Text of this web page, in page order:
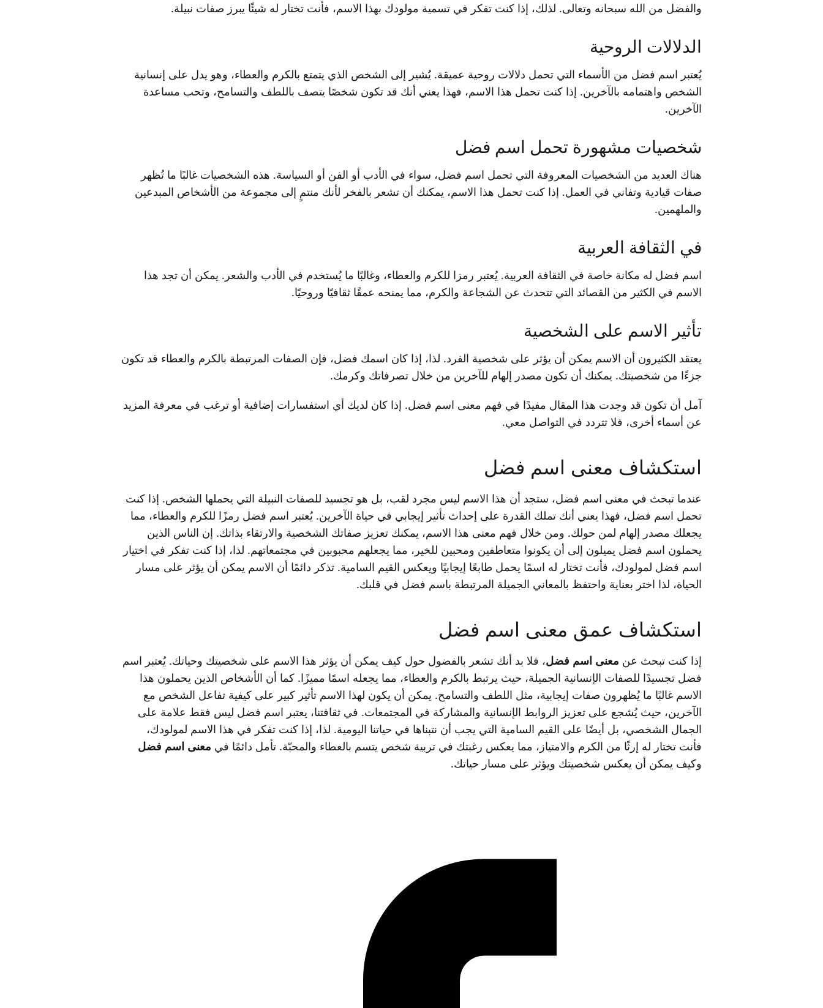
والفضل من الله سبحانه وتعالى. لذلك، إذا كنت تفكر في تسمية مولودك بهذا الاسم، فأنت تختار له شيئًا يبرز صفات نبيلة.
الدلالات الروحية
يُعتبر اسم فضل من الأسماء التي تحمل دلالات روحية عميقة. يُشير إلى الشخص الذي يتمتع بالكرم والعطاء، وهو يدل على إنسانية
الشخص واهتمامه بالآخرين. إذا كنت تحمل هذا الاسم، فهذا يعني أنك قد تكون شخصًا يتصف باللطف والتسامح، وتحب مساعدة
الآخرين.
شخصيات مشهورة تحمل اسم فضل
هناك العديد من الشخصيات المعروفة التي تحمل اسم فضل، سواء في الأدب أو الفن أو السياسة. هذه الشخصيات غالبًا ما تُظهر
صفات قيادية وتفاني في العمل. إذا كنت تحمل هذا الاسم، يمكنك أن تشعر بالفخر لأنك منتمٍ إلى مجموعة من الأشخاص المبدعين
والملهمين.
في الثقافة العربية
اسم فضل له مكانة خاصة في الثقافة العربية. يُعتبر رمزا للكرم والعطاء، وغالبًا ما يُستخدم في الأدب والشعر. يمكن أن تجد هذا
الاسم في الكثير من القصائد التي تتحدث عن الشجاعة والكرم، مما يمنحه عمقًا ثقافيًا وروحيًا.
تأثير الاسم على الشخصية
يعتقد الكثيرون أن الاسم يمكن أن يؤثر على شخصية الفرد. لذا، إذا كان اسمك فضل، فإن الصفات المرتبطة بالكرم والعطاء قد تكون
جزءًا من شخصيتك. يمكنك أن تكون مصدر إلهام للآخرين من خلال تصرفاتك وكرمك.
آمل أن تكون قد وجدت هذا المقال مفيدًا في فهم معنى اسم فضل. إذا كان لديك أي استفسارات إضافية أو ترغب في معرفة المزيد
عن أسماء أخرى، فلا تتردد في التواصل معي.
استكشاف معنى اسم فضل
عندما تبحث في معنى اسم فضل، ستجد أن هذا الاسم ليس مجرد لقب، بل هو تجسيد للصفات النبيلة التي يحملها الشخص. إذا كنت
تحمل اسم فضل، فهذا يعني أنك تملك القدرة على إحداث تأثير إيجابي في حياة الآخرين. يُعتبر اسم فضل رمزًا للكرم والعطاء، مما
يجعلك مصدر إلهام لمن حولك. ومن خلال فهم معنى هذا الاسم، يمكنك تعزيز صفاتك الشخصية والارتقاء بذاتك. إن الناس الذين
يحملون اسم فضل يميلون إلى أن يكونوا متعاطفين ومحبين للخير، مما يجعلهم محبوبين في مجتمعاتهم. لذا، إذا كنت تفكر في اختيار
اسم فضل لمولودك، فأنت تختار له اسمًا يحمل طابعًا إيجابيًا ويعكس القيم السامية. تذكر دائمًا أن الاسم يمكن أن يؤثر على مسار
الحياة، لذا اختر بعناية واحتفظ بالمعاني الجميلة المرتبطة باسم فضل في قلبك.
استكشاف عمق معنى اسم فضل
إذا كنت تبحث عن معنى اسم فضل، فلا بد أنك تشعر بالفضول حول كيف يمكن أن يؤثر هذا الاسم على شخصيتك وحياتك. يُعتبر اسم
فضل تجسيدًا للصفات الإنسانية الجميلة، حيث يرتبط بالكرم والعطاء، مما يجعله اسمًا مميزًا. كما أن الأشخاص الذين يحملون هذا
الاسم غالبًا ما يُظهرون صفات إيجابية، مثل اللطف والتسامح. يمكن أن يكون لهذا الاسم تأثير كبير على كيفية تفاعل الشخص مع
الآخرين، حيث يُشجع على تعزيز الروابط الإنسانية والمشاركة في المجتمعات. في ثقافتنا، يعتبر اسم فضل ليس فقط علامة على
الجمال الشخصي، بل أيضًا على القيم السامية التي يجب أن نتبناها في حياتنا اليومية. لذا، إذا كنت تفكر في هذا الاسم لمولودك،
فأنت تختار له إرثًا من الكرم والامتياز، مما يعكس رغبتك في تربية شخص يتسم بالعطاء والمحبّة. تأمل دائمًا في معنى اسم فضل
وكيف يمكن أن يعكس شخصيتك ويؤثر على مسار حياتك.